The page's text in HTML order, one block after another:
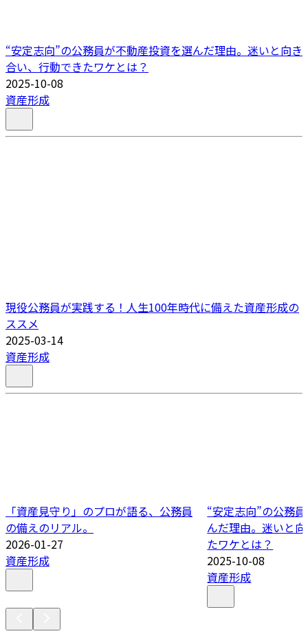
“安定志向”の公務員が不動産投資を選んだ理由。迷いと向き
合い、行動できたワケとは？
2025-10-08
資産形成
現役公務員が実践する！人生100年時代に備えた資産形成の
ススメ
2025-03-14
資産形成
「資産見守り」のプロが語る、公務員
の備えのリアル。
2026-01-27
資産形成
“安定志向”の公務
んだ理由。迷いと
たワケとは？
2025-10-08
資産形成